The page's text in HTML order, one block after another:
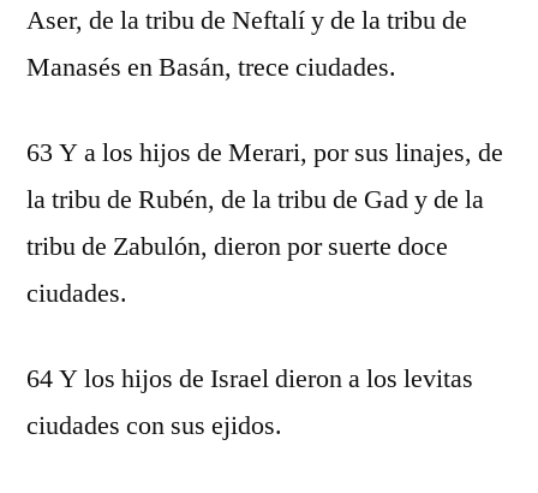
Aser, de la tribu de Neftalí y de la tribu de
Manasés en Basán, trece ciudades.
63 Y a los hijos de Merari, por sus linajes, de
la tribu de Rubén, de la tribu de Gad y de la
tribu de Zabulón, dieron por suerte doce
ciudades.
64 Y los hijos de Israel dieron a los levitas
ciudades con sus ejidos.